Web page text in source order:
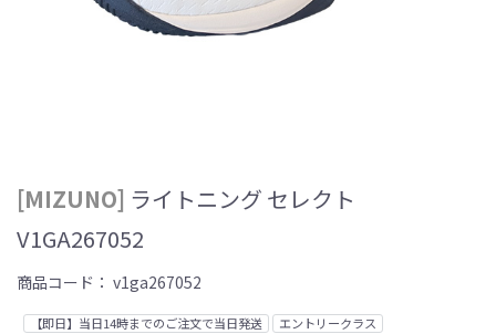
[MIZUNO] ライトニング セレクト
V1GA267052
商品コード： v1ga267052
【即日】当日14時までのご注文で当日発送 エントリークラス